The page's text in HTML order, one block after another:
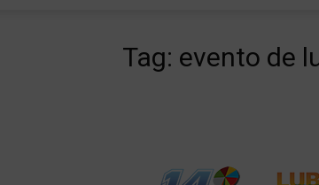
Tag: evento de